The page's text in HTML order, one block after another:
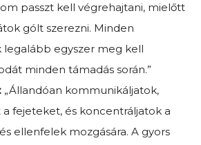
passzt kell végrehajtani, mielőtt
gólt szerezni. Minden
legalább egyszer meg kell
minden támadás során.”
„Állandóan kommunikáljatok,
fejeteket, és koncentráljatok a
ellenfelek mozgására. A gyors